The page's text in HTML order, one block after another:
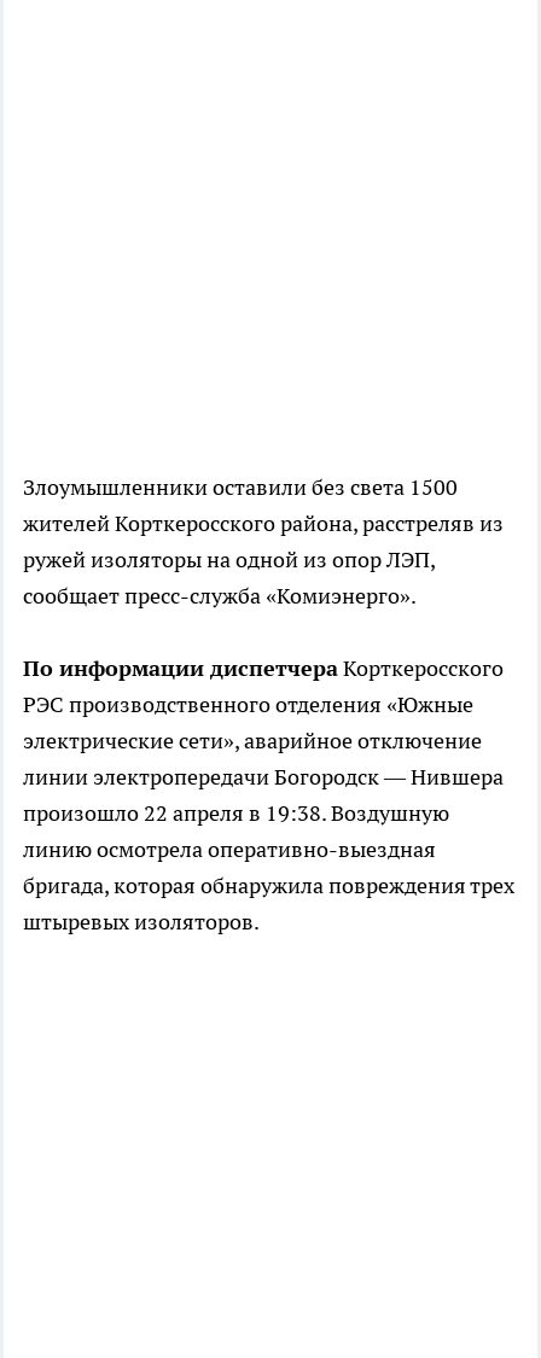
Злоумышленники оставили без света 1500
жителей Корткеросского района, расстреляв из
ружей изоляторы на одной из опор ЛЭП,
сообщает пресс-служба «Комиэнерго».
По информации диспетчераКорткеросского
РЭС производственного отделения «Южные
электрические сети», аварийное отключение
линии электропередачи Богородск — Нившера
произошло 22 апреля в 19:38. Воздушную
линию осмотрела оперативно-выездная
бригада, которая обнаружила повреждения трех
штыревых изоляторов.